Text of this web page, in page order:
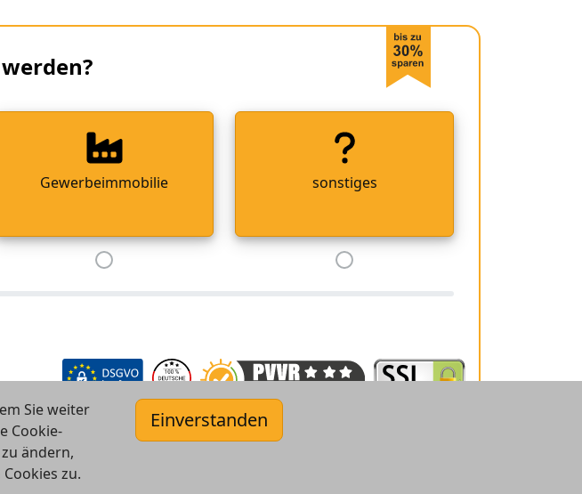
Gewerbeimmobilie sonstiges
Sie weiter
Cookie-
ändern,
zu.
Einverstanden